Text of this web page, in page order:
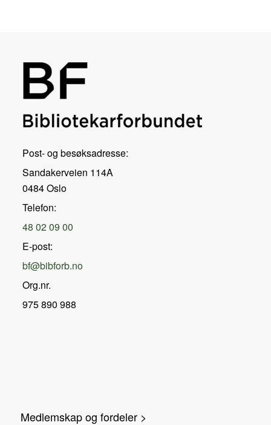
Post- og besøksadresse:
Sandakerveien 114A
0484 Oslo
Telefon:
48 02 09 00
E-post:
bf@bibforb.no
Org.nr.
975 890 988
Medlemskap og fordeler >